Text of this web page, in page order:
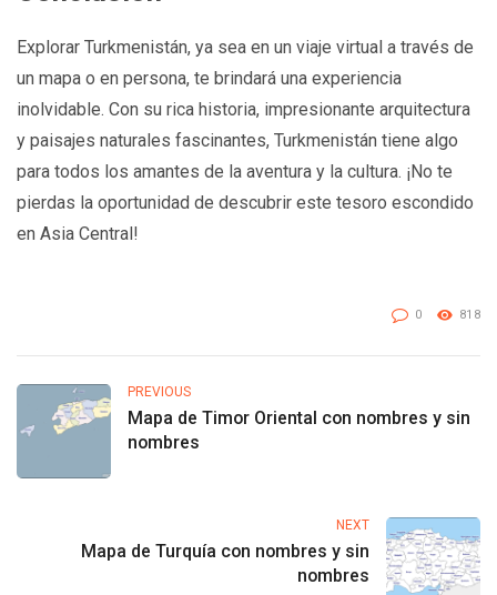
Explorar Turkmenistán, ya sea en un viaje virtual a través de
un mapa o en persona, te brindará una experiencia
inolvidable. Con su rica historia, impresionante arquitectura
y paisajes naturales fascinantes, Turkmenistán tiene algo
para todos los amantes de la aventura y la cultura. ¡No te
pierdas la oportunidad de descubrir este tesoro escondido
en Asia Central!
0 818
PREVIOUS
Mapa de Timor Oriental con nombres y sin
nombres
NEXT
Mapa de Turquía con nombres y sin
nombres